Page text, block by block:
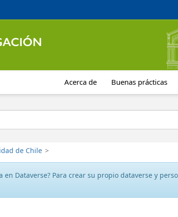
Acerca de Buenas prácticas
de Chile >
en Dataverse? Para crear su propio dataverse y